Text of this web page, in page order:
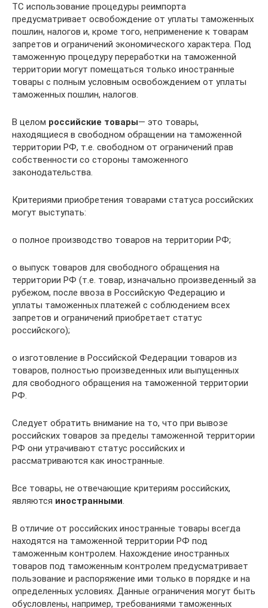
ТС использование процедуры реимпорта
предусматривает освобождение от уплаты таможенных
пошлин, налогов и, кроме того, неприменение к товарам
запретов и ограничений экономического характера. Под
таможенную процедуру переработки на таможенной
территории могут помещаться только иностранные
товары с полным условным освобождением от уплаты
таможенных пошлин, налогов.
В целом российские товары— это товары,
находящиеся в свободном обращении на таможенной
территории РФ, т.е. свободном от ограничений прав
собственности со стороны таможенного
законодательства.
Критериями приобретения товарами статуса российских
могут выступать:
o полное производство товаров на территории РФ;
o выпуск товаров для свободного обращения на
территории РФ (т.е. товар, изначально произведенный за
рубежом, после ввоза в Российскую Федерацию и
уплаты таможенных платежей с соблюдением всех
запретов и ограничений приобретает статус
российского);
o изготовление в Российской Федерации товаров из
товаров, полностью произведенных или выпущенных
для свободного обращения на таможенной территории
РФ.
Следует обратить внимание на то, что при вывозе
российских товаров за пределы таможенной территории
РФ они утрачивают статус российских и
рассматриваются как иностранные.
Все товары, не отвечающие критериям российских,
являются иностранными.
В отличие от российских иностранные товары всегда
находятся на таможенной территории РФ под
таможенным контролем. Нахождение иностранных
товаров под таможенным контролем предусматривает
пользование и распоряжение ими только в порядке и на
определенных условиях. Данные ограничения могут быть
обусловлены, например, требованиями таможенных